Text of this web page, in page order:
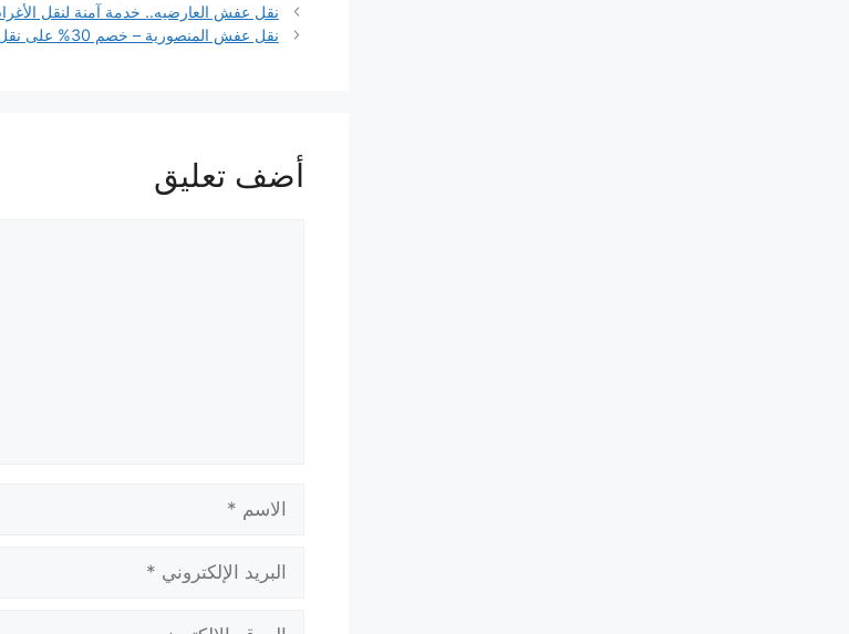
نقل عفش العارضيه.. خدمة آمنة لنقل
نقل عفش المنصورية – خصم 30% على نقل الاثاث
أضف تعليق
الاسم
البريد
الإلكتروني
الموقع